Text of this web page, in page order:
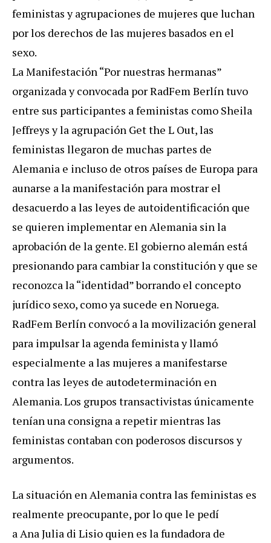
feministas y agrupaciones de mujeres que luchan
por los derechos de las mujeres basados en el
sexo.
La Manifestación “Por nuestras hermanas”
organizada y convocada por RadFem Berlín tuvo
entre sus participantes a feministas como Sheila
Jeffreys y la agrupación Get the L Out, las
feministas llegaron de muchas partes de
Alemania e incluso de otros países de Europa para
aunarse a la manifestación para mostrar el
desacuerdo a las leyes de autoidentificación que
se quieren implementar en Alemania sin la
aprobación de la gente. El gobierno alemán está
presionando para cambiar la constitución y que se
reconozca la “identidad” borrando el concepto
jurídico sexo, como ya sucede en Noruega.
RadFem Berlín convocó a la movilización general
para impulsar la agenda feminista y llamó
especialmente a las mujeres a manifestarse
contra las leyes de autodeterminación en
Alemania. Los grupos transactivistas únicamente
tenían una consigna a repetir mientras las
feministas contaban con poderosos discursos y
argumentos.
La situación en Alemania contra las feministas es
realmente preocupante, por lo que le pedí
a Ana Julia di Lisio quien es la fundadora de